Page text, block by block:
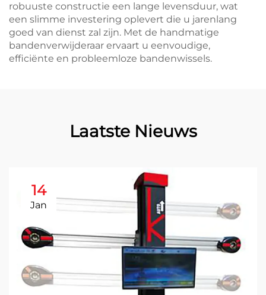
robuuste constructie een lange levensduur, wat
een slimme investering oplevert die u jarenlang
goed van dienst zal zijn. Met de handmatige
bandenverwijderaar ervaart u eenvoudige,
efficiënte en probleemloze bandenwissels.
Laatste Nieuws
14
Jan